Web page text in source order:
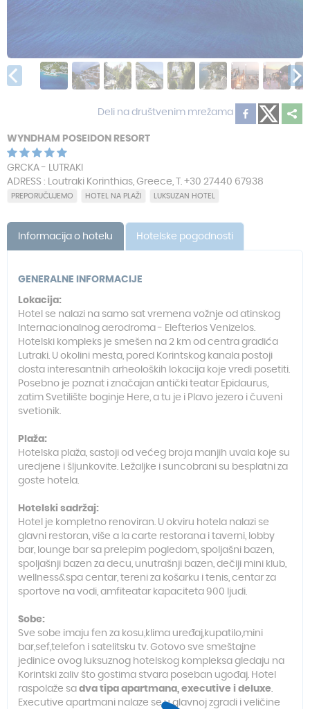
Deli na društvenim mrežama
WYNDHAM POSEIDON RESORT
GRCKA - LUTRAKI
ADRESS : Loutraki Korinthias, Greece, T. +30 27440 67938
PREPORUČUJEMO HOTEL NA PLAŽI LUKSUZAN HOTEL
Informacija o hotelu Hotelske pogodnosti
GENERALNE INFORMACIJE
Lokacija:
Hotel se nalazi na samo sat vremena vožnje od atinskog
Internacionalnog aerodroma - Elefterios Venizelos.
Hotelski kompleks je smešen na 2 km od centra gradića
Lutraki. U okolini mesta, pored Korintskog kanala postoji
dosta interesantnih arheoloških lokacija koje vredi posetiti.
Posebno je poznat i značajan antički teatar Epidaurus,
zatim Svetilište boginje Here, a tu je i Plavo jezero i čuveni
svetionik.
Plaža:
Hotelska plaža, sastoji od većeg broja manjih uvala koje su
uredjene i šljunkovite. Ležaljke i suncobrani su besplatni za
goste hotela.
Hotelski sadržaj:
Hotel je kompletno renoviran. U okviru hotela nalazi se
glavni restoran, više a la carte restorana i taverni, lobby
bar, lounge bar sa prelepim pogledom, spoljašni bazen,
spoljašnji bazen za decu, unutrašnji bazen, dečiji mini klub,
wellness&spa centar, tereni za košarku i tenis, centar za
sportove na vodi, amfiteatar kapaciteta 900 ljudi.
Sobe:
Sve sobe imaju fen za kosu,klima uređaj,kupatilo,mini
bar,sef,telefon i satelitsku tv. Gotovo sve smeštajne
jedinice ovog luksuznog hotelskog kompleksa gledaju na
Korintski zaliv što gostima stvara poseban ugođaj. Hotel
raspolaže sa dva tipa apartmana, executive i deluxe.
Executive apartmani nalaze se u glavnoj zgradi i veličine